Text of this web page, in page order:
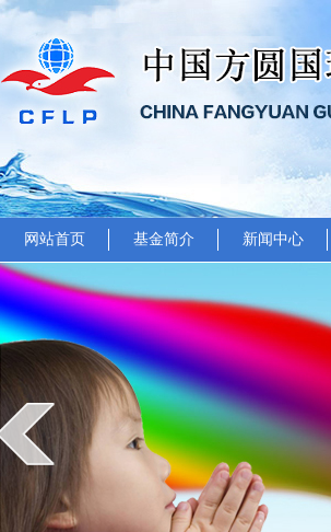
网站首页 基金简介 新闻中心